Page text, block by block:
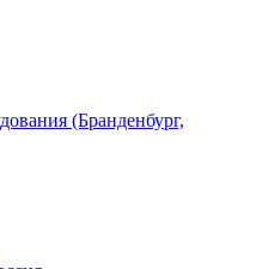
(Бранденбург,